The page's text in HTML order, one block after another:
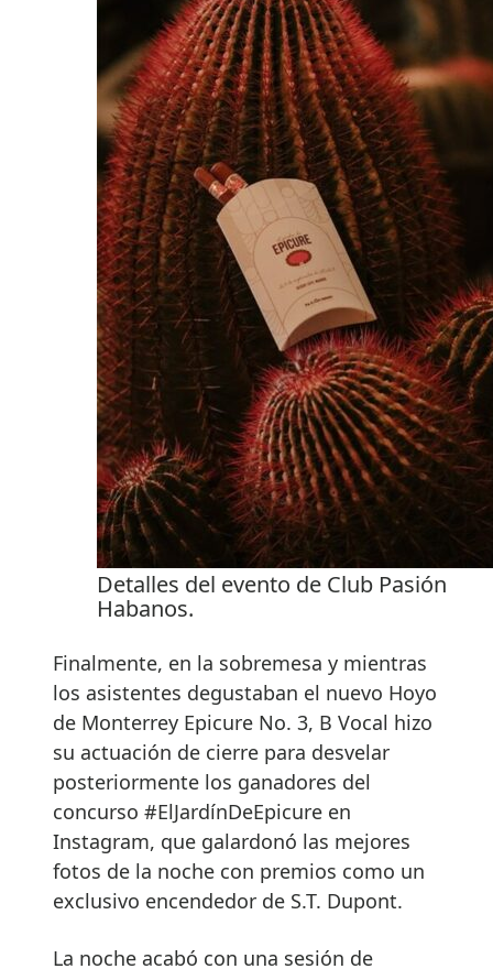
Detalles del evento de Club Pasión
Habanos.
Finalmente, en la sobremesa y mientras
los asistentes degustaban el nuevo Hoyo
de Monterrey Epicure No. 3, B Vocal hizo
su actuación de cierre para desvelar
posteriormente los ganadores del
concurso #ElJardínDeEpicure en
Instagram, que galardonó las mejores
fotos de la noche con premios como un
exclusivo encendedor de S.T. Dupont.
La noche acabó con una sesión de